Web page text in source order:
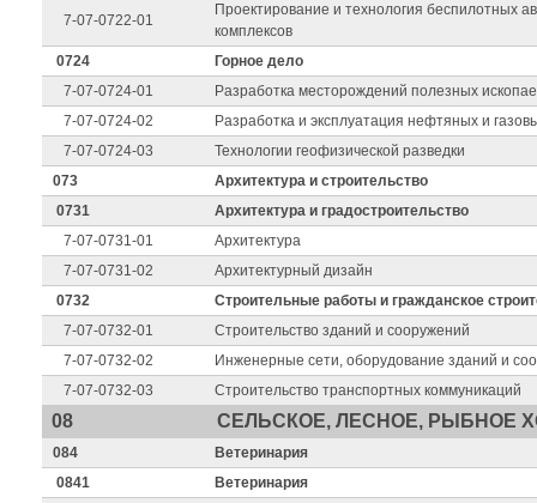
7-07-0722-01
Проектирование и технология беспилотных
комплексов
0724
Горное дело
7-07-0724-01
Разработка месторождений полезных
7-07-0724-02
Разработка и эксплуатация нефтяных и
7-07-0724-03
Технологии геофизической разведки
073
Архитектура и строительство
0731
Архитектура и градостроительство
7-07-0731-01
Архитектура
7-07-0731-02
Архитектурный дизайн
0732
Строительные работы и гражданское
7-07-0732-01
Строительство зданий и сооружений
7-07-0732-02
Инженерные сети, оборудование зданий и
7-07-0732-03
Строительство транспортных коммуникаций
08 СЕЛЬСКОЕ, ЛЕСНОЕ, РЫБНОЕ
084
Ветеринария
0841
Ветеринария